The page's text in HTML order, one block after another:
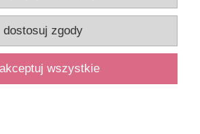
dostosuj zgody
wszystkie